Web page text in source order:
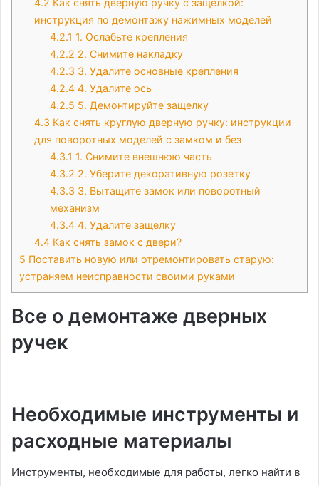
4.2 Как снять дверную ручку с защелкой:
инструкция по демонтажу нажимных моделей
4.2.1 1. Ослабьте крепления
4.2.2 2. Снимите накладку
4.2.3 3. Удалите основные крепления
4.2.44. Удалите ось
4.2.5 5. Демонтируйте защелку
4.3 Как снять круглую дверную ручку: инструкции
для поворотных моделей с замком и без
4.3.1 1. Снимите внешнюю часть
4.3.2 2. Уберите декоративную розетку
4.3.3 3. Вытащите замок или поворотный
механизм
4.3.44. Удалите защелку
4.4 Как снять замок с двери?
5 Поставить новую или отремонтировать старую:
устраняем неисправности своими руками
Все о демонтаже дверных
ручек
Необходимые инструменты и
расходные материалы
Инструменты, необходимые для работы, легко найти в